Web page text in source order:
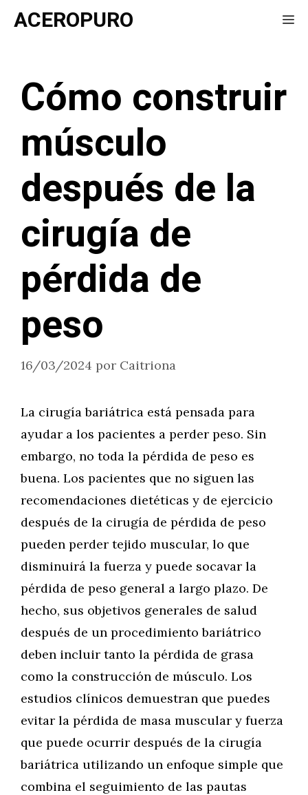
Saltar
ACEROPURO
Cómo construir
músculo
después de la
cirugía de
pérdida de
peso
16/03/2024 por Caitriona
La cirugía bariátrica está pensada para
ayudar a los pacientes a perder peso. Sin
embargo, no toda la pérdida de peso es
buena. Los pacientes que no siguen las
recomendaciones dietéticas y de ejercicio
después de la cirugía de pérdida de peso
pueden perder tejido muscular, lo que
disminuirá la fuerza y puede socavar la
pérdida de peso general a largo plazo. De
hecho, sus objetivos generales de salud
después de un procedimiento bariátrico
deben incluir tanto la pérdida de grasa
como la construcción de músculo. Los
estudios clínicos demuestran que puedes
evitar la pérdida de masa muscular y fuerza
que puede ocurrir después de la cirugía
bariátrica utilizando un enfoque simple que
combina el seguimiento de las pautas